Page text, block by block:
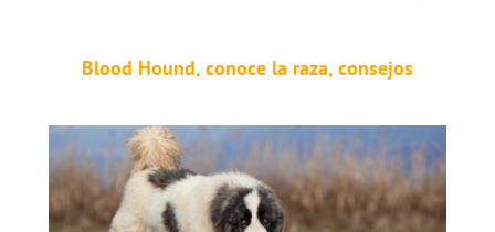
Blood Hound, conoce la raza, consejos